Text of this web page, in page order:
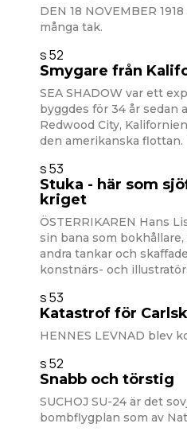
DEN 18 NOVEMBER
många tak.
s 52
Smygare från
SEA SHADOW var ett
byggdes för 34 år sedan
Redwood City,
den amerikanska flottan.
s 53
Stuka - här som
kriget
ÖSTERRIKAREN Hans
sin bana som
andra tankar och
konstnärs- och
s 53
Katastrof för
HENNES LEVNAD blev
s 52
Snabb och törstig
SUCHOJ SU-24 är det
bombflygplan som av